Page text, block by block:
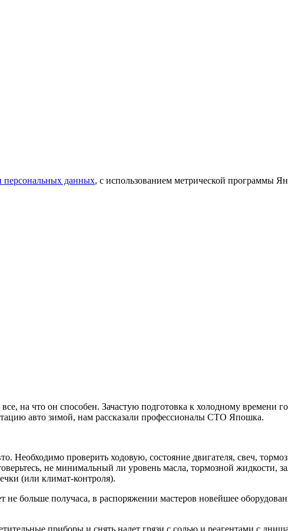
персональных данных, с использованием метрической программы
на что он способен. Зачастую подготовка к холодному времени
авто зимой, нам рассказали профессионалы СТО Япошка.
Необходимо проверить ходовую, состояние двигателя, свеч,
не минимальный ли уровень масла, тормозной жидкости,
(или климат-контроля).
больше получаса, в распоряжении мастеров новейшее
приборы и снять налет грязи с солью и реагентами с